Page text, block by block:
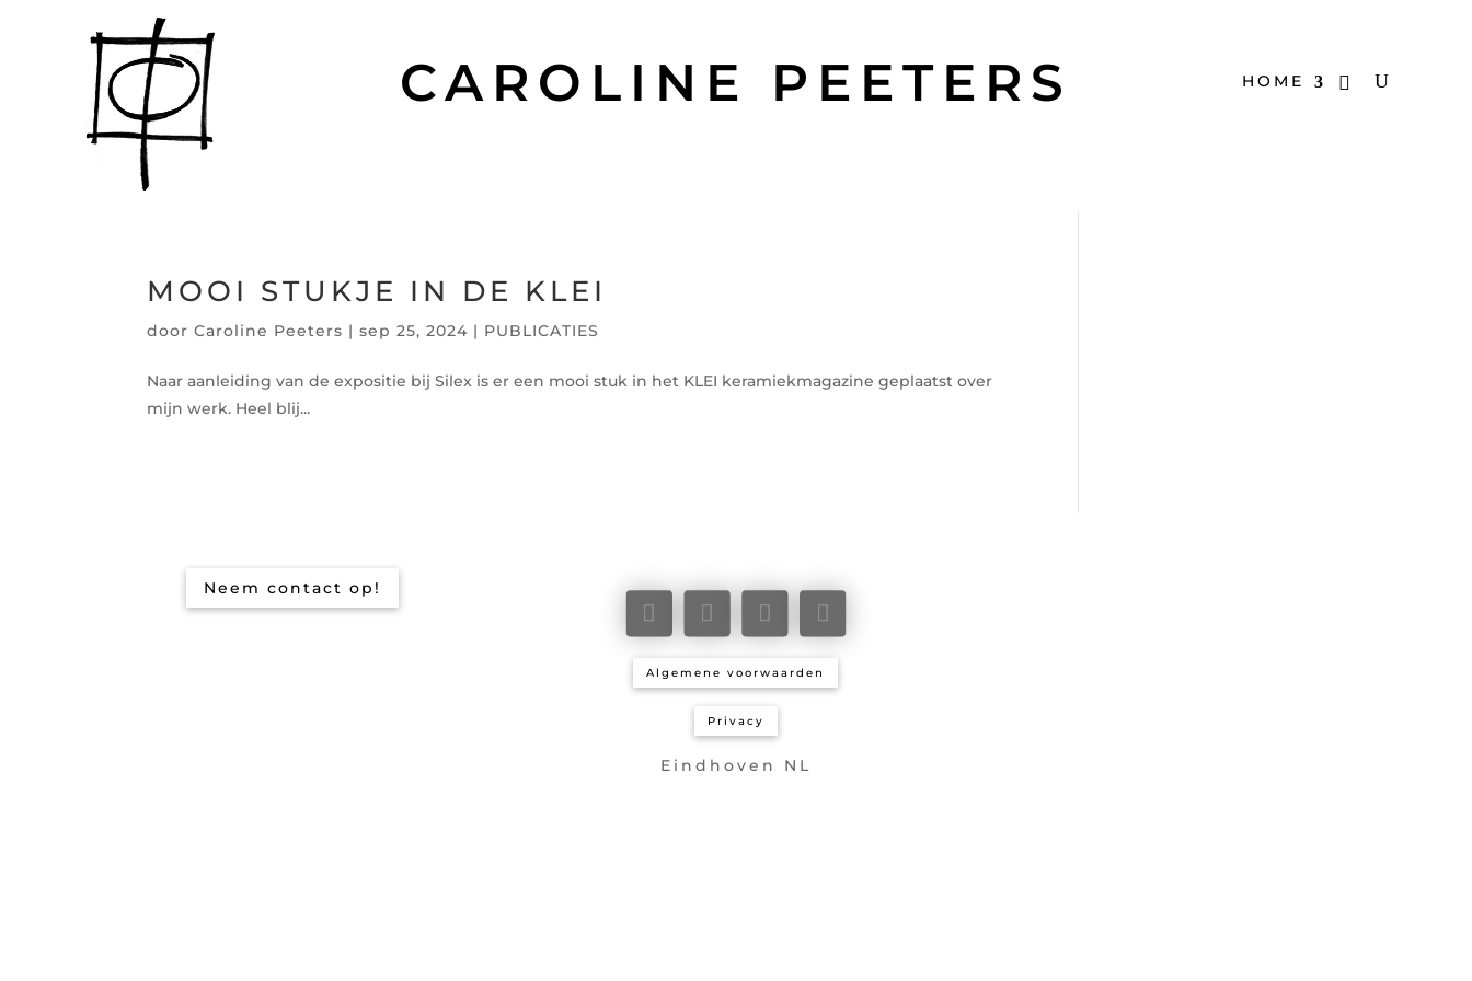
CAROLINE PEETERS HOME
MOOI STUKJE IN DE KLEI
doorCaroline Peeters |sep 25, 2024 | PUBLICATIES
Naar aanleiding van de expositie bij Silex is er een mooi stuk in het KLEI keramiekmagazine geplaatst over
mijn werk. Heel blij...
Neem contact op!
Algemene voorwaarden
Privacy
Eindhoven NL